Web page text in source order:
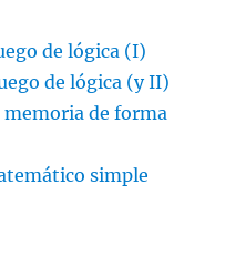
de lógica (I)
de lógica (y II)
de forma
simple